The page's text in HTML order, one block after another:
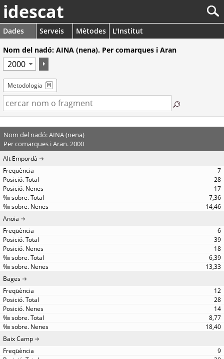
idescat
Dades Serveis Mètodes
L'Institut
Nom del nadó: AINA (nena). Per comarques i Aran
Metodologia
Nom del nadó: AINA (nena)
Per comarques i Aran. 2000
Alt Empordà
7
28
17
7,36
14,46
Anoia
6
39
18
6,39
13,33
Bages
12
28
14
8,77
18,40
Baix Camp
9